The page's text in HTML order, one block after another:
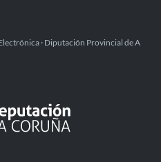
· Diputación Provincial de A